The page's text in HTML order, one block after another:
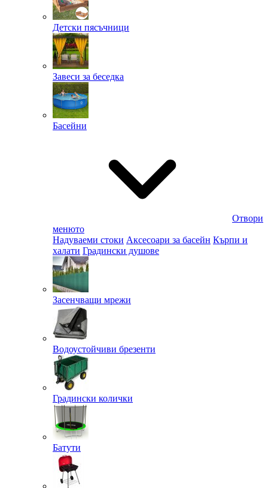
Детски пясъчници
Завеси за беседка
Басейни
Отвори
менюто
Надуваеми стоки Аксесоари за басейн Кърпи и
халати Градински душове
Засенчващи мрежи
Водоустойчиви брезенти
Градински колички
Батути